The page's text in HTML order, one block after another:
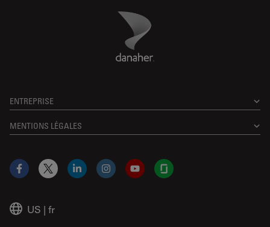
Danaher Logo
ENTREPRISE
MENTIONS LÉGALES
US | fr
Facebook
X LinkedInInstagramYouTubeGlassdoor